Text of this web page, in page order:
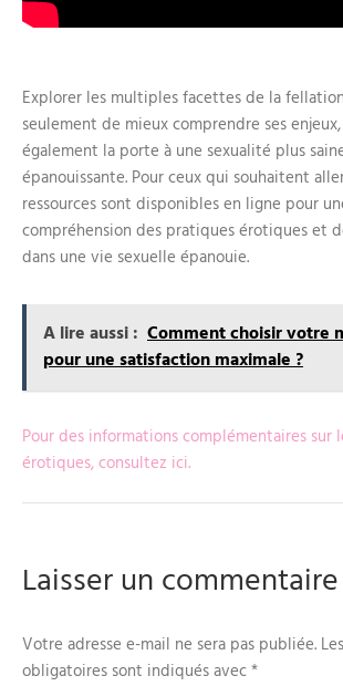
Explorer les multiples facettes de la
seulement de mieux comprendre ses
également la porte à une sexualité plus
épanouissante. Pour ceux qui souhaitent
ressources sont disponibles en ligne pour
compréhension des pratiques érotiques et
dans une vie sexuelle épanouie.
A lire aussi : Comment choisir votre
pour une satisfaction maximale ?
Pour des informations complémentaires sur
érotiques, consultez ici.
Laisser un commentaire
Votre adresse e-mail ne sera pas publiée.
obligatoires sont indiqués avec*